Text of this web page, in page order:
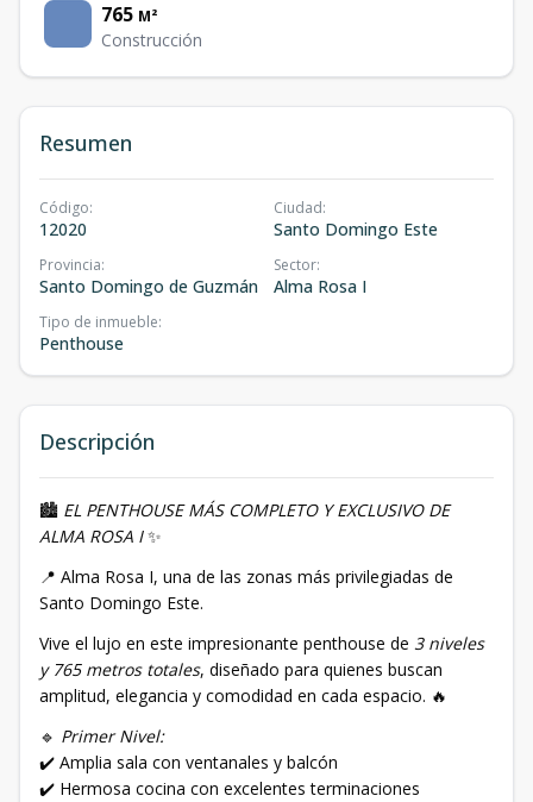
765 M²
Construcción
Resumen
Código:
12020
Ciudad:
Santo Domingo Este
Provincia:
Santo Domingo de Guzmán
Sector:
Alma Rosa I
Tipo de inmueble:
Penthouse
Descripción
🏙️ EL PENTHOUSE MÁS COMPLETO Y EXCLUSIVO DE
ALMA ROSA I✨
📍 Alma Rosa I, una de las zonas más privilegiadas de
Santo Domingo Este.
Vive el lujo en este impresionante penthouse de 3 niveles
y 765 metros totales, diseñado para quienes buscan
amplitud, elegancia y comodidad en cada espacio. 🔥
🔹 Primer Nivel:
✔️ Amplia sala con ventanales y balcón
✔️ Hermosa cocina con excelentes terminaciones